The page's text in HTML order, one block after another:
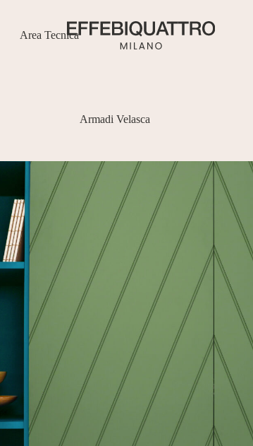
Area Tecnica
Armadi Velasca